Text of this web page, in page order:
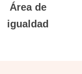
Área de
igualdad